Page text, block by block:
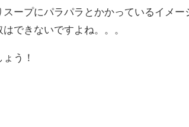
ープにパラパラとかかっているイメー
できないですよね。。。
う！